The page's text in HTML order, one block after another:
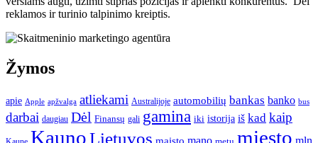
reklamos ir turinio talpinimo kreiptis.
Žymos
apie Apple apžvalga atliekami Australijoje automobilių bankas banko bus
darbai daugiau Dėl Finansų gali gamina iki istorija iš kad kaip
KaunoLietuvos maisto mano miesto